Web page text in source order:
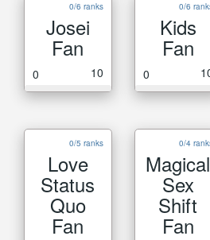
0/6 ranks
Josei
Fan
0 10
0/6
Kids
Fan
0
0/5 ranks
Love
Status
Quo
Fan
0/4
Magical
Sex
Shift
Fan